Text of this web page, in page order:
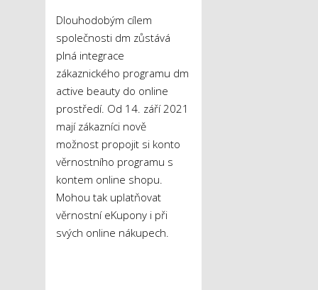
Dlouhodobým cílem
společnosti dm zůstává
plná integrace
zákaznického programu dm
active beauty do online
prostředí. Od 14. září 2021
mají zákazníci nově
možnost propojit si konto
věrnostního programu s
kontem online shopu.
Mohou tak uplatňovat
věrnostní eKupony i při
svých online nákupech.